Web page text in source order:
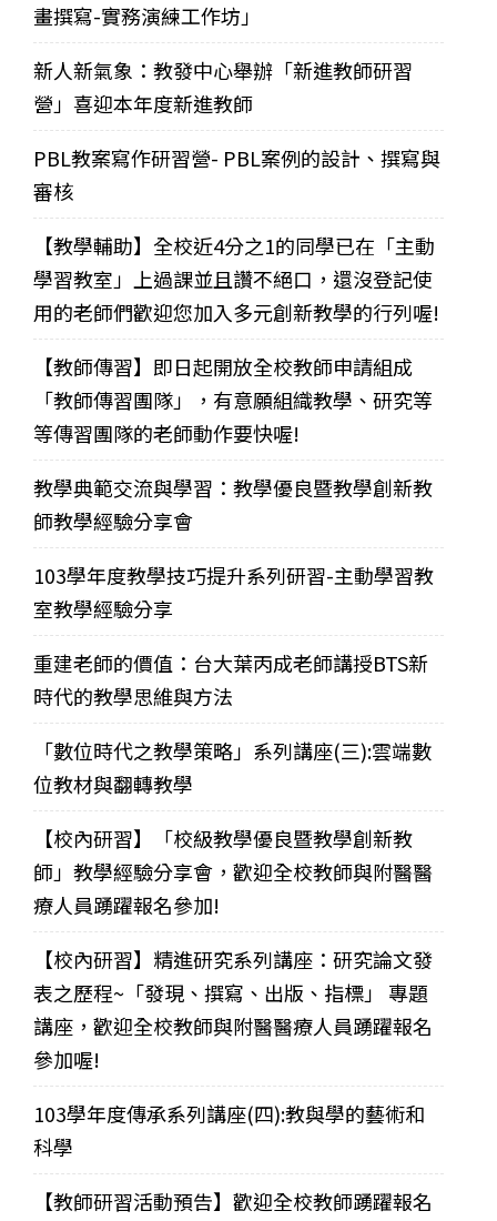
畫撰寫-實務演練工作坊」
新人新氣象：教發中心舉辦「新進教師研習
營」喜迎本年度新進教師
PBL教案寫作研習營- PBL案例的設計、撰寫與
審核
【教學輔助】全校近4分之1的同學已在「主動
學習教室」上過課並且讚不絕口，還沒登記使
用的老師們歡迎您加入多元創新教學的行列喔!
【教師傳習】即日起開放全校教師申請組成
「教師傳習團隊」，有意願組織教學、研究等
等傳習團隊的老師動作要快喔!
教學典範交流與學習：教學優良暨教學創新教
師教學經驗分享會
103學年度教學技巧提升系列研習-主動學習教
室教學經驗分享
重建老師的價值：台大葉丙成老師講授BTS新
時代的教學思維與方法
「數位時代之教學策略」系列講座(三):雲端數
位教材與翻轉教學
【校內研習】「校級教學優良暨教學創新教
師」教學經驗分享會，歡迎全校教師與附醫醫
療人員踴躍報名參加!
【校內研習】精進研究系列講座：研究論文發
表之歷程~「發現、撰寫、出版、指標」 專題
講座，歡迎全校教師與附醫醫療人員踴躍報名
參加喔!
103學年度傳承系列講座(四):教與學的藝術和
科學
【教師研習活動預告】歡迎全校教師踴躍報名